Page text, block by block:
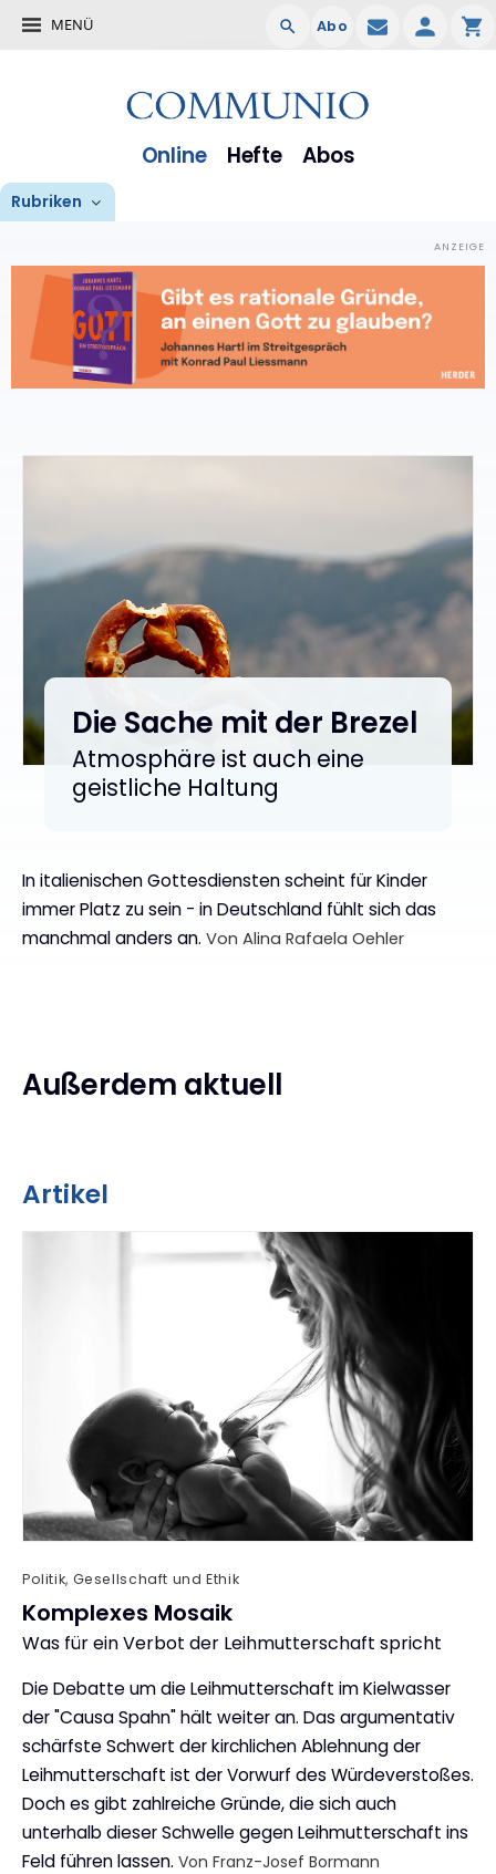
MENÜ Abo
Online Hefte Abos
Rubriken
Die Sache mit der Brezel
:
Atmosphäre ist auch eine
geistliche Haltung
In italienischen Gottesdiensten scheint für Kinder
immer Platz zu sein - in Deutschland fühlt sich das
manchmal anders an. Von Alina Rafaela Oehler
Außerdem aktuell
Artikel
Politik, Gesellschaft und Ethik
Komplexes Mosaik
:
Was für ein Verbot der Leihmutterschaft spricht
Die Debatte um die Leihmutterschaft im Kielwasser
der "Causa Spahn" hält weiter an. Das argumentativ
schärfste Schwert der kirchlichen Ablehnung der
Leihmutterschaft ist der Vorwurf des Würdeverstoßes.
Doch es gibt zahlreiche Gründe, die sich auch
unterhalb dieser Schwelle gegen Leihmutterschaft ins
Feld führen lassen. Von Franz-Josef Bormann